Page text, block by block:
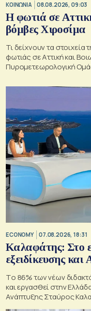
ΚΟΙΝΩΝΙΑ 08.08.2026, 09:03
Η φωτιά σε
βόμβες Χιροσίμα
Τι δείχνουν τα
φωτιάς σε Αττική και
Πυρομετεωρολογική
ECONOMY 07.08.2026, 18:31
Καλαφάτης: Στο
εξειδίκευσης και
Tο 86% των νέων
και εργασθεί στην
Ανάπτυξης Σταύρος